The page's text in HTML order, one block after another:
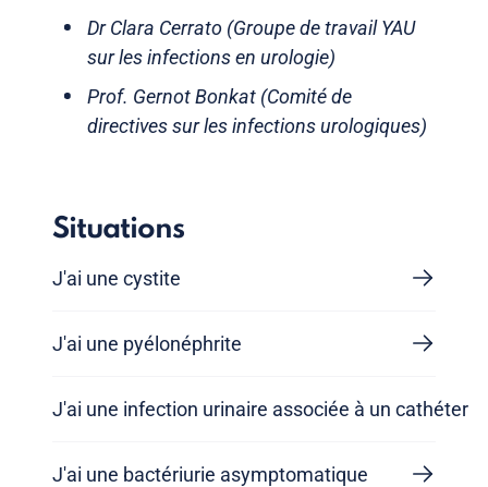
Dr Clara Cerrato (Groupe de travail YAU
sur les infections en urologie)
Prof. Gernot Bonkat (Comité de
directives sur les infections urologiques)
Situations
J'ai une cystite
J'ai une pyélonéphrite
J'ai une infection urinaire associée à un cathéter
J'ai une bactériurie asymptomatique